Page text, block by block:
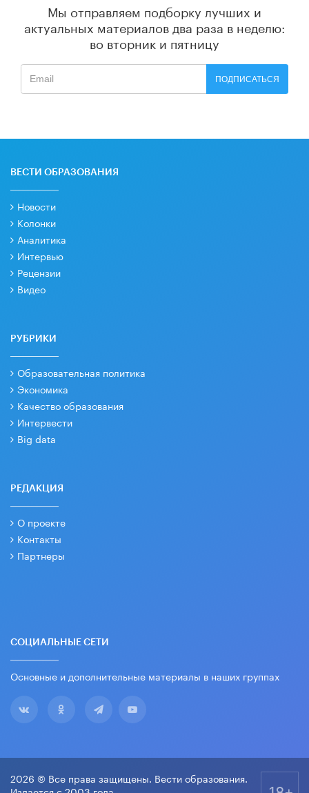
Мы отправляем подборку лучших и
актуальных материалов два раза в неделю:
во вторник и пятницу
ПОДПИСАТЬСЯ
ВЕСТИ ОБРАЗОВАНИЯ
Новости
Колонки
Аналитика
Интервью
Рецензии
Видео
РУБРИКИ
Образовательная политика
Экономика
Качество образования
Интервести
Big data
РЕДАКЦИЯ
О проекте
Контакты
Партнеры
СОЦИАЛЬНЫЕ СЕТИ
Основные и дополнительные материалы в наших группах
2026 © Все права защищены. Вести образования.